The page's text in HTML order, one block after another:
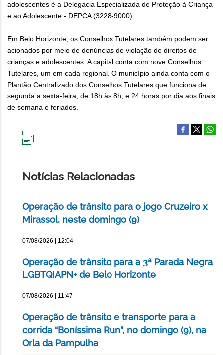
adolescentes é a Delegacia Especializada de Proteção à Criança
e ao Adolescente - DEPCA (3228-9000).
Em Belo Horizonte, os Conselhos Tutelares também podem ser
acionados por meio de denúncias de violação de direitos de
crianças e adolescentes. A capital conta com nove Conselhos
Tutelares, um em cada regional. O município ainda conta com o
Plantão Centralizado dos Conselhos Tutelares que funciona de
segunda a sexta-feira, de 18h às 8h, e 24 horas por dia aos finais
de semana e feriados.
Notícias Relacionadas
Operação de trânsito para o jogo Cruzeiro x
Mirassol, neste domingo (9)
07/08/2026 | 12:04
Operação de trânsito para a 3ª Parada Negra
LGBTQIAPN+ de Belo Horizonte
07/08/2026 | 11:47
Operação de trânsito e transporte para a
corrida “Boníssima Run”, no domingo (9), na
Orla da Pampulha